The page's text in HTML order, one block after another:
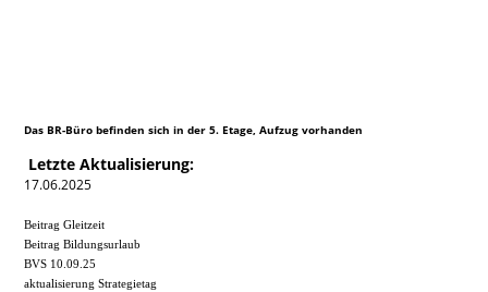
Das BR-Büro befinden sich in der 5. Etage, Aufzug vorhanden
Letzte Aktualisierung:
17.06.2025
Beitrag Gleitzeit
Beitrag Bildungsurlaub
BVS 10.09.25
aktualisierung Strategietag